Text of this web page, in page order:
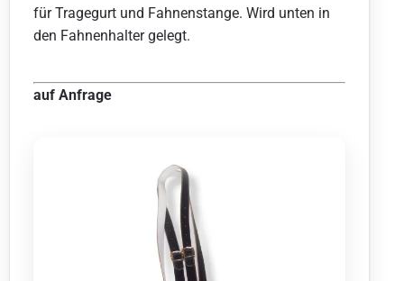
für Tragegurt und Fahnenstange. Wird unten in
den Fahnenhalter gelegt.
auf Anfrage